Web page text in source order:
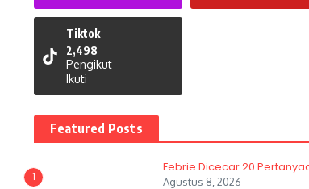
Tiktok
2,498
Pengikut
Ikuti
Featured Posts
1
Febrie Dicecar 20
Agustus 8, 2026